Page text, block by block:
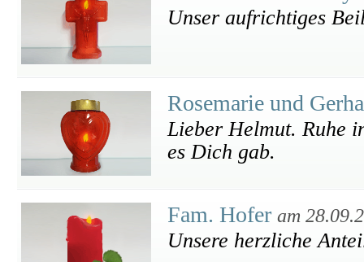
Unser aufrichtiges
Rosemarie und
Lieber Helmut. Ruhe
es Dich gab.
Fam. Hofer am
Unsere herzliche